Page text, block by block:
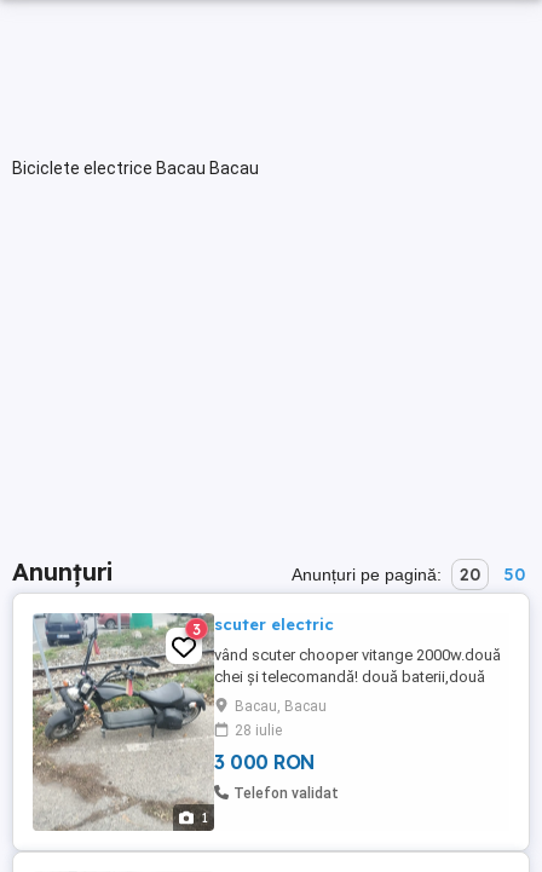
Biciclete electrice Bacau Bacau
Anunțuri Anunțuri pe pagină: 20 50
1
3 scuter electric
vând scuter chooper vitange 2000w.două
chei și telecomandă! două baterii,două
încarcătoare
Bacau, Bacau
28 iulie
3 000 RON
Telefon validat